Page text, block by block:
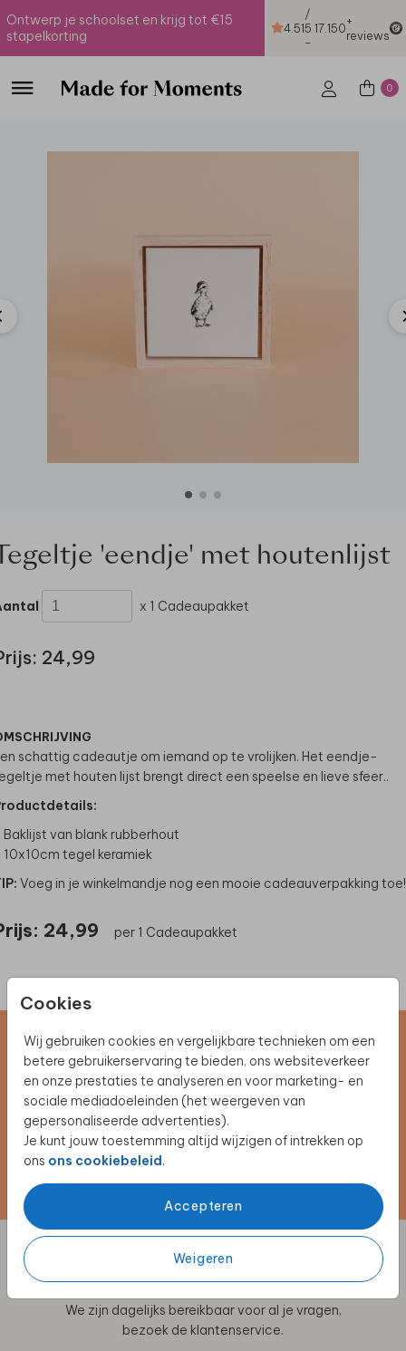
Ontwerp je schoolset en krijg tot €15
stapelkorting
4.51
/
5
-
17.150+
reviews
0
Cookies
Wij gebruiken cookies en vergelijkbare technieken om een
betere gebruikerservaring te bieden, ons websiteverkeer
en onze prestaties te analyseren en voor marketing- en
sociale mediadoeleinden (het weergeven van
gepersonaliseerde advertenties).
Je kunt jouw toestemming altijd wijzigen of intrekken op
ons ons cookiebeleid.
Accepteren
Weigeren
'eendje' met houtenlijst
x 1 Cadeaupakket
24,99
schattig cadeautje om iemand op te vrolijken. Het eendje-
met houten lijst brengt direct een speelse en lieve sfeer..
van blank rubberhout
tegel keramiek
Voeg in je winkelmandje nog een mooie cadeauverpakking toe!
24,99 per 1 Cadeaupakket
Schrijf je in voor de nieuwsbrief
Blijf op de hoogte van alle nieuwe producten, (win)acties en
unieke samenwerkingen!
We zijn dagelijks bereikbaar voor al je vragen,
bezoek de klantenservice.